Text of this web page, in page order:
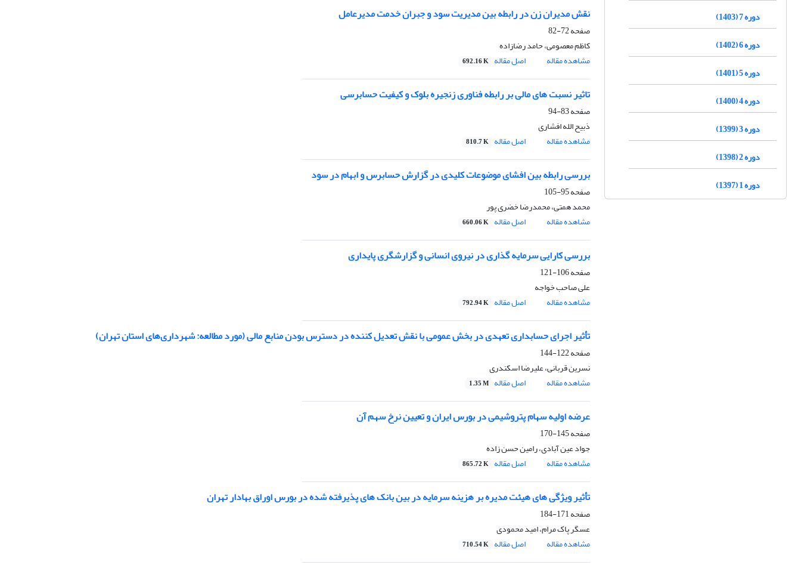
نقش مدیران زن در رابطه بین مدیریت سود و جبران خدمت مدیرعامل
صفحه72-82
کاظم معصومی، حامد رضازاده
مشاهده مقاله
اصل مقاله 692.16 K
تاثیر نسبت های مالی بر رابطه فناوری زنجیره بلوک و کیفیت حسابرسی
صفحه83-94
ذبیح الله افشاری
مشاهده مقاله
اصل مقاله 810.7 K
بررسی رابطه بین افشای موضوعات کلیدی در گزارش حسابرس و ابهام در سود
صفحه95-105
محمد همتی، محمدرضا خضری پور
مشاهده مقاله
اصل مقاله 660.06 K
بررسی کارایی سرمایه گذاری در نیروی انسانی و گزارشگری پایداری
صفحه106-121
علی صاحب خواجه
مشاهده مقاله
اصل مقاله 792.94 K
تأثیر اجرای حسابداری تعهدی در بخش عمومی با نقش تعدیل کننده در دسترس بودن منابع مالی (مورد مطالعه: شهرداری‌های استان تهران)
صفحه122-144
نسرین قربانی، علیرضا اسکندری
مشاهده مقاله
اصل مقاله 1.35 M
عرضه اولیه سهام پتروشیمی در بورس ایران و تعیین نرخ سهم آن
صفحه145-170
جواد عین آبادی، رامین حسن زاده
مشاهده مقاله
اصل مقاله 865.72 K
تأثیر ویژگی های هیئت مدیره بر هزینه سرمایه در بین بانک های پذیرفته شده در بورس اوراق بهادار تهران
صفحه171-184
عسگر پاک مرام، امید محمودی
مشاهده مقاله
اصل مقاله 710.54 K
دوره 7 (1403)
دوره 6 (1402)
دوره 5 (1401)
دوره 4 (1400)
دوره 3 (1399)
دوره 2 (1398)
دوره 1 (1397)